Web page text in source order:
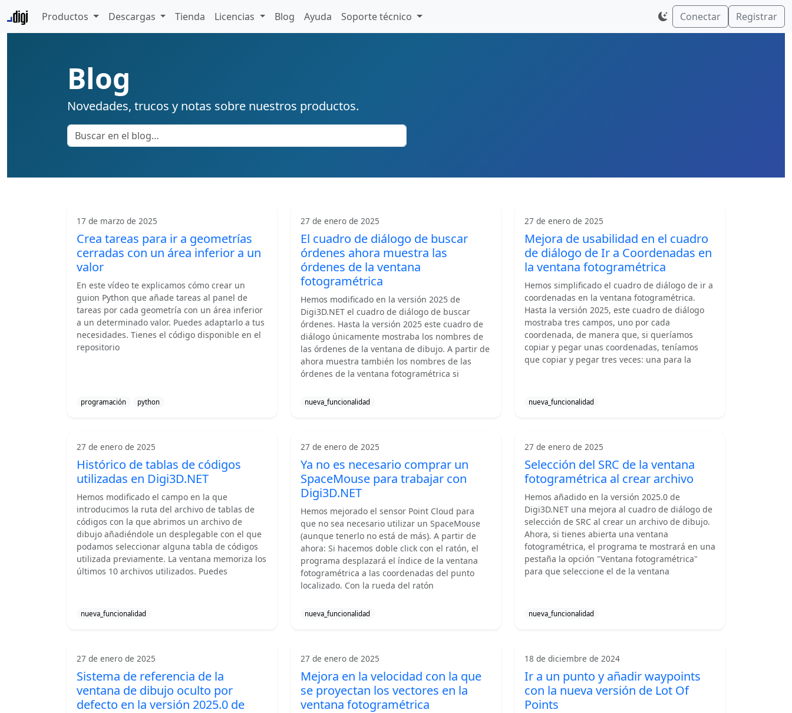
Productos Descargas Tienda Licencias Blog Ayuda Soporte técnico Conectar Registrar
Blog
Novedades, trucos y notas sobre nuestros productos.
17 de marzo de 2025
Crea tareas para ir a geometrías
cerradas con un área inferior a un
valor
En este vídeo te explicamos cómo crear un
guion Python que añade tareas al panel de
tareas por cada geometría con un área inferior
a un determinado valor. Puedes adaptarlo a tus
necesidades. Tienes el código disponible en el
repositorio
programación python
27 de enero de 2025
El cuadro de diálogo de buscar
órdenes ahora muestra las
órdenes de la ventana
fotogramétrica
Hemos modificado en la versión 2025 de
Digi3D.NET el cuadro de diálogo de buscar
órdenes. Hasta la versión 2025 este cuadro de
diálogo únicamente mostraba los nombres de
las órdenes de la ventana de dibujo. A partir de
ahora muestra también los nombres de las
órdenes de la ventana fotogramétrica si
nueva_funcionalidad
27 de enero de 2025
Mejora de usabilidad en el cuadro
de diálogo de Ir a Coordenadas en
la ventana fotogramétrica
Hemos simplificado el cuadro de diálogo de ir a
coordenadas en la ventana fotogramétrica.
Hasta la versión 2025, este cuadro de diálogo
mostraba tres campos, uno por cada
coordenada, de manera que, si queríamos
copiar y pegar unas coordenadas, teníamos
que copiar y pegar tres veces: una para la
nueva_funcionalidad
27 de enero de 2025
Histórico de tablas de códigos
utilizadas en Digi3D.NET
Hemos modificado el campo en la que
introducimos la ruta del archivo de tablas de
códigos con la que abrimos un archivo de
dibujo añadiéndole un desplegable con el que
podamos seleccionar alguna tabla de códigos
utilizada previamente. La ventana memoriza los
últimos 10 archivos utilizados. Puedes
nueva_funcionalidad
27 de enero de 2025
Ya no es necesario comprar un
SpaceMouse para trabajar con
Digi3D.NET
Hemos mejorado el sensor Point Cloud para
que no sea necesario utilizar un SpaceMouse
(aunque tenerlo no está de más). A partir de
ahora: Si hacemos doble click con el ratón, el
programa desplazará el índice de la ventana
fotogramétrica a las coordenadas del punto
localizado. Con la rueda del ratón
nueva_funcionalidad
27 de enero de 2025
Selección del SRC de la ventana
fotogramétrica al crear archivo
Hemos añadido en la versión 2025.0 de
Digi3D.NET una mejora al cuadro de diálogo de
selección de SRC al crear un archivo de dibujo.
Ahora, si tienes abierta una ventana
fotogramétrica, el programa te mostrará en una
pestaña la opción "Ventana fotogramétrica"
para que seleccione el de la ventana
nueva_funcionalidad
27 de enero de 2025
Sistema de referencia de la
ventana de dibujo oculto por
defecto en la versión 2025.0 de
27 de enero de 2025
Mejora en la velocidad con la que
se proyectan los vectores en la
ventana fotogramétrica
18 de diciembre de 2024
Ir a un punto y añadir waypoints
con la nueva versión de Lot Of
Points